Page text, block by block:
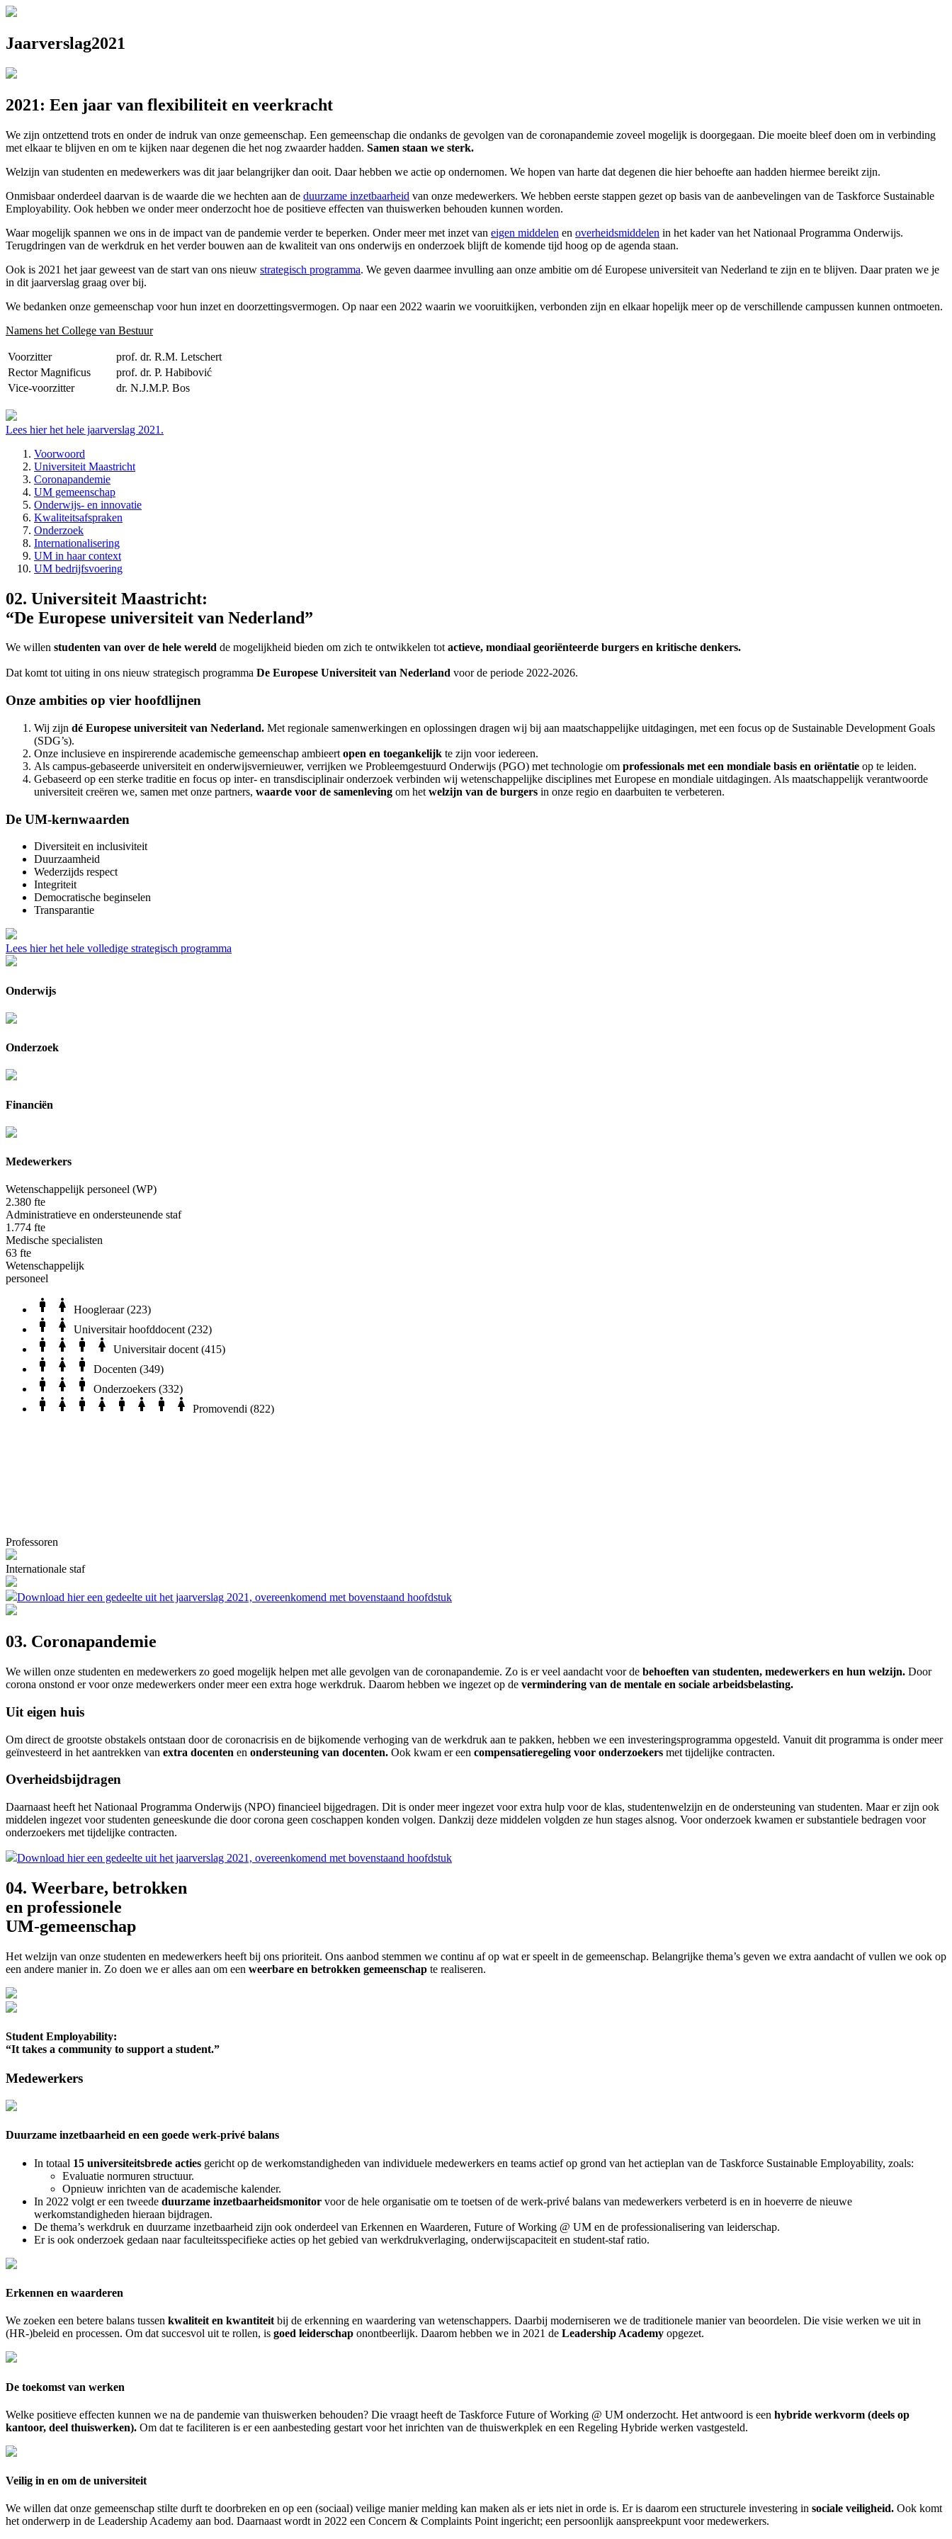
Jaarverslag2021
2021: Een jaar van flexibiliteit en veerkracht
We zijn ontzettend trots en onder de indruk van onze gemeenschap. Een gemeenschap die ondanks de gevolgen van de coronapandemie zoveel mogelijk is doorgegaan. Die moeite bleef doen om in verbinding
met elkaar te blijven en om te kijken naar degenen die het nog zwaarder hadden. Samen staan we sterk.
Welzijn van studenten en medewerkers was dit jaar belangrijker dan ooit. Daar hebben we actie op ondernomen. We hopen van harte dat degenen die hier behoefte aan hadden hiermee bereikt zijn.
Onmisbaar onderdeel daarvan is de waarde die we hechten aan de duurzame inzetbaarheid van onze medewerkers. We hebben eerste stappen gezet op basis van de aanbevelingen van de Taskforce Sustainable
Employability. Ook hebben we onder meer onderzocht hoe de positieve effecten van thuiswerken behouden kunnen worden.
Waar mogelijk spannen we ons in de impact van de pandemie verder te beperken. Onder meer met inzet van eigen middelen en overheidsmiddelen in het kader van het Nationaal Programma Onderwijs.
Terugdringen van de werkdruk en het verder bouwen aan de kwaliteit van ons onderwijs en onderzoek blijft de komende tijd hoog op de agenda staan.
Ook is 2021 het jaar geweest van de start van ons nieuw strategisch programma. We geven daarmee invulling aan onze ambitie om dé Europese universiteit van Nederland te zijn en te blijven. Daar praten we je
in dit jaarverslag graag over bij.
We bedanken onze gemeenschap voor hun inzet en doorzettingsvermogen. Op naar een 2022 waarin we vooruitkijken, verbonden zijn en elkaar hopelijk meer op de verschillende campussen kunnen ontmoeten.
Namens het College van Bestuur
Voorzitter
prof. dr. R.M. Letschert
Rector Magnificus
prof. dr. P. Habibović
Vice-voorzitter
dr. N.J.M.P. Bos
Lees hier het hele jaarverslag 2021.
Voorwoord
Universiteit Maastricht
Coronapandemie
UM gemeenschap
Onderwijs- en innovatie
Kwaliteitsafspraken
Onderzoek
Internationalisering
UM in haar context
UM bedrijfsvoering
02. Universiteit Maastricht:
“De Europese universiteit van Nederland”
We willen studenten van over de hele wereld de mogelijkheid bieden om zich te ontwikkelen totactieve, mondiaal georiënteerde burgers en kritische denkers.
Dat komt tot uiting in ons nieuw strategisch programma De Europese Universiteit van Nederland voor de periode 2022-2026.
Onze ambities op vier hoofdlijnen
Wij zijn dé Europese universiteit van Nederland. Met regionale samenwerkingen en oplossingen dragen wij bij aan maatschappelijke uitdagingen, met een focus op de Sustainable Development Goals
(SDG’s).
Onze inclusieve en inspirerende academische gemeenschap ambieert open en toegankelijk te zijn voor iedereen.
Als campus-gebaseerde universiteit en onderwijsvernieuwer, verrijken we Probleemgestuurd Onderwijs (PGO) met technologie om professionals met een mondiale basis en oriëntatie op te leiden.
Gebaseerd op een sterke traditie en focus op inter- en transdisciplinair onderzoek verbinden wij wetenschappelijke disciplines met Europese en mondiale uitdagingen. Als maatschappelijk verantwoorde
universiteit creëren we, samen met onze partners, waarde voor de samenleving om het welzijn van de burgers in onze regio en daarbuiten te verbeteren.
De UM-kernwaarden
Diversiteit en inclusiviteit
Duurzaamheid
Wederzijds respect
Integriteit
Democratische beginselen
Transparantie
Lees hier het hele volledige strategisch programma
Onderwijs
Onderzoek
Financiën
Medewerkers
Wetenschappelijk personeel (WP)
2.380 fte
Administratieve en ondersteunende staf
1.774 fte
Medische specialisten
63 fte
Wetenschappelijk
personeel
Hoogleraar(223)
Universitair hoofddocent(232)
Universitair docent(415)
Docenten (349)
Onderzoekers (332)
Promovendi (822)
Professoren
Internationale staf
Download hier een gedeelte uit het jaarverslag 2021, overeenkomend met bovenstaand hoofdstuk
03. Coronapandemie
We willen onze studenten en medewerkers zo goed mogelijk helpen met alle gevolgen van de coronapandemie. Zo is er veel aandacht voor de behoeften van studenten, medewerkers en hun welzijn. Door
corona onstond er voor onze medewerkers onder meer een extra hoge werkdruk. Daarom hebben we ingezet op de vermindering van de mentale en sociale arbeidsbelasting.
Uit eigen huis
Om direct de grootste obstakels ontstaan door de coronacrisis en de bijkomende verhoging van de werkdruk aan te pakken, hebben we een investeringsprogramma opgesteld. Vanuit dit programma is onder meer
geïnvesteerd in het aantrekken van extra docenten en ondersteuning van docenten. Ook kwam er een compensatieregeling voor onderzoekers met tijdelijke contracten.
Overheidsbijdragen
Daarnaast heeft het Nationaal Programma Onderwijs (NPO) financieel bijgedragen. Dit is onder meer ingezet voor extra hulp voor de klas, studentenwelzijn en de ondersteuning van studenten. Maar er zijn ook
middelen ingezet voor studenten geneeskunde die door corona geen coschappen konden volgen. Dankzij deze middelen volgden ze hun stages alsnog. Voor onderzoek kwamen er substantiele bedragen voor
onderzoekers met tijdelijke contracten.
Download hier een gedeelte uit het jaarverslag 2021, overeenkomend met bovenstaand hoofdstuk
04. Weerbare, betrokken
en professionele
UM-gemeenschap
Het welzijn van onze studenten en medewerkers heeft bij ons prioriteit. Ons aanbod stemmen we continu af op wat er speelt in de gemeenschap. Belangrijke thema’s geven we extra aandacht of vullen we ook op
een andere manier in. Zo doen we er alles aan om een weerbare en betrokken gemeenschap te realiseren.
Student Employability:
“It takes a community to support a student.”
Medewerkers
Duurzame inzetbaarheid en een goede werk-privé balans
In totaal 15 universiteitsbrede acties gericht op de werkomstandigheden van individuele medewerkers en teams actief op grond van het actieplan van de Taskforce Sustainable Employability, zoals:
Evaluatie normuren structuur.
Opnieuw inrichten van de academische kalender.
In 2022 volgt er een tweede duurzame inzetbaarheidsmonitor voor de hele organisatie om te toetsen of de werk-privé balans van medewerkers verbeterd is en in hoeverre de nieuwe
werkomstandigheden hieraan bijdragen.
De thema’s werkdruk en duurzame inzetbaarheid zijn ook onderdeel van Erkennen en Waarderen, Future of Working @ UM en de professionalisering van leiderschap.
Er is ook onderzoek gedaan naar faculteitsspecifieke acties op het gebied van werkdrukverlaging, onderwijscapaciteit en student-staf ratio.
Erkennen en waarderen
We zoeken een betere balans tussen kwaliteit en kwantiteit bij de erkenning en waardering van wetenschappers. Daarbij moderniseren we de traditionele manier van beoordelen. Die visie werken we uit in
(HR-)beleid en processen. Om dat succesvol uit te rollen, is goed leiderschap onontbeerlijk. Daarom hebben we in 2021 de Leadership Academy opgezet.
De toekomst van werken
Welke positieve effecten kunnen we na de pandemie van thuiswerken behouden? Die vraagt heeft de Taskforce Future of Working @ UM onderzocht. Het antwoord is een hybride werkvorm (deels op
kantoor, deel thuiswerken). Om dat te faciliteren is er een aanbesteding gestart voor het inrichten van de thuiswerkplek en een Regeling Hybride werken vastgesteld.
Veilig in en om de universiteit
We willen dat onze gemeenschap stilte durft te doorbreken en op een (sociaal) veilige manier melding kan maken als er iets niet in orde is. Er is daarom een structurele investering in sociale veiligheid. Ook komt
het onderwerp in de Leadership Academy aan bod. Daarnaast wordt in 2022 een Concern & Complaints Point ingericht; een persoonlijk aanspreekpunt voor medewerkers.